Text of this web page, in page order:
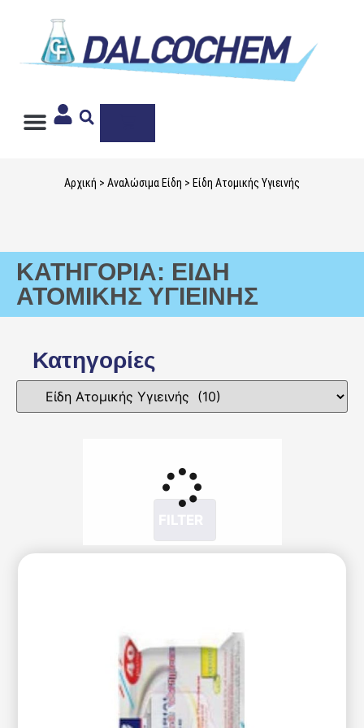
Αρχική > Αναλώσιμα Είδη > Είδη Ατομικής Υγιεινής
ΚΑΤΗΓΟΡΊΑ: ΕΊΔΗ
ΑΤΟΜΙΚΉΣ ΥΓΙΕΙΝΉΣ
Κατηγορίες